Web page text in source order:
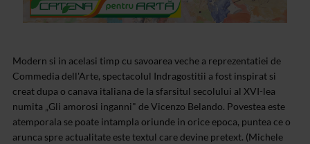
Modern si in acelasi timp cu savoarea veche a reprezentatiei de
Commedia dell'Arte, spectacolul Indragostitii a fost inspirat si
creat dupa o canava italiana de la sfarsitul secolului al XVI-lea
numita „Gli amorosi inganni" de Vicenzo Belando. Povestea este
atemporala se poate intampla oriunde in orice epoca, puntea ce o
arunca spre actualitate este textul care devine pretext. (Michele